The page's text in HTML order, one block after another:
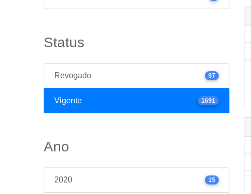
Status
Revogado 97
Vigente 1691
Ano
2020 15